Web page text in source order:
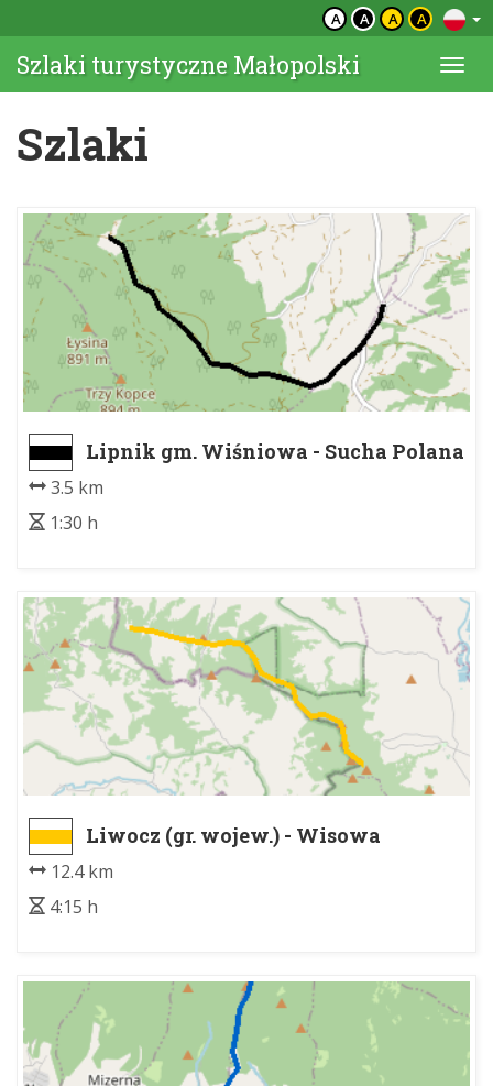
A A A A
Szlaki turystyczne Małopolski
Szlaki
Lipnik gm. Wiśniowa - Sucha Polana
3.5 km
1:30 h
Liwocz (gr. wojew.) - Wisowa
Granica Województwa
12.4 km
4:15 h